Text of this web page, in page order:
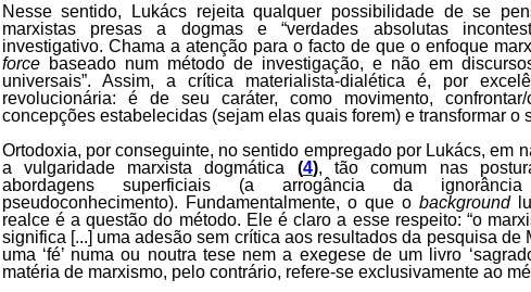
Nesse sentido, Lukács rejeita qualquer possibilidade de se
marxistas presas a dogmas e “verdades absolutas
investigativo. Chama a atenção para o facto de que o enfoque
forcebaseado num método de investigação, e não em
universais”. Assim, a crítica materialista-dialética é, por
revolucionária: é de seu caráter, como movimento,
concepções estabelecidas (sejam elas quais forem) e transformar o
Ortodoxia, por conseguinte, no sentido empregado por Lukács, em
a vulgaridade marxista dogmática (4), tão comum nas
abordagens superficiais (a arrogância da
pseudoconhecimento). Fundamentalmente, o que obackground
realce é a questão do método. Ele é claro a esse respeito: “o
significa [...] uma adesão sem crítica aos resultados da pesquisa de
uma ‘fé’ numa ou noutra tese nem a exegese de um livro
matéria de marxismo, pelo contrário, refere-se exclusivamente ao